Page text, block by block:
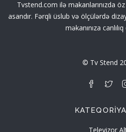
Tvstend.com ilə makanlarınızda
asandır. Fərqli üslub və ölçülərdə
məkanınıza
© Tv Stend
Televizor